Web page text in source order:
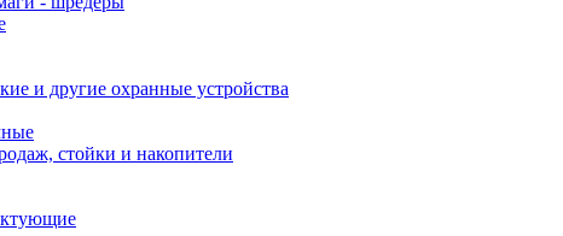
и другие охранные устройства
стойки и накопители